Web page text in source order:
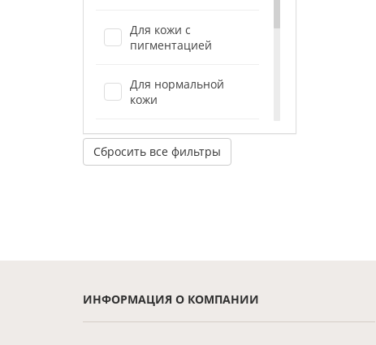
Для кожи с
пигментацией
Для нормальной
кожи
Для сухой,
обезвоженной кожи
Сбросить все фильтры
ИНФОРМАЦИЯ О КОМПАНИИ